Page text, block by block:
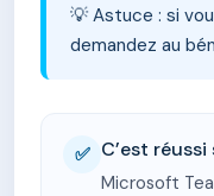
💡 Astuce : si
demandez au
✅ C’est réussi
Microsoft